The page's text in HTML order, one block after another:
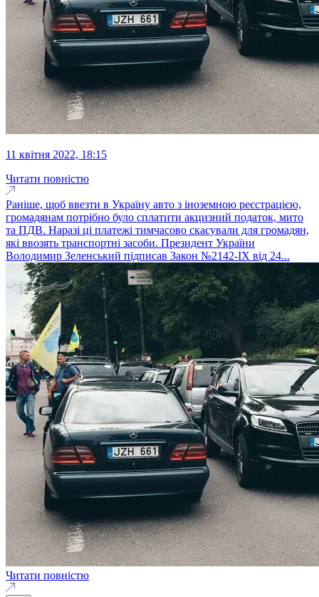
11 квітня 2022, 18:15
Читати повністю
Раніше, щоб ввезти в Україну авто з іноземною реєстрацією,
громадянам потрібно було сплатити акцизний податок, мито
та ПДВ. Наразі ці платежі тимчасово скасували для громадян,
які ввозять транспортні засоби. Президент України
Володимир Зеленський підписав Закон №2142-ІХ від 24...
Читати повністю